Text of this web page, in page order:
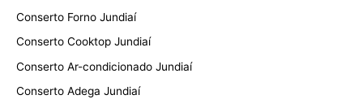
Conserto Forno Jundiaí
Conserto Cooktop Jundiaí
Conserto Ar-condicionado Jundiaí
Conserto Adega Jundiaí